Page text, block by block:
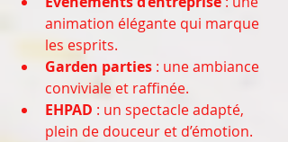
animation élégante qui marque
les esprits.
Garden parties : une ambiance
conviviale et raffinée.
EHPAD : un spectacle adapté,
plein de douceur et d’émotion.